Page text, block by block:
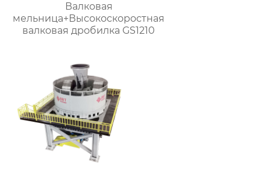
Валковая
мельница+Высокоскоростная
валковая дробилка GS1210